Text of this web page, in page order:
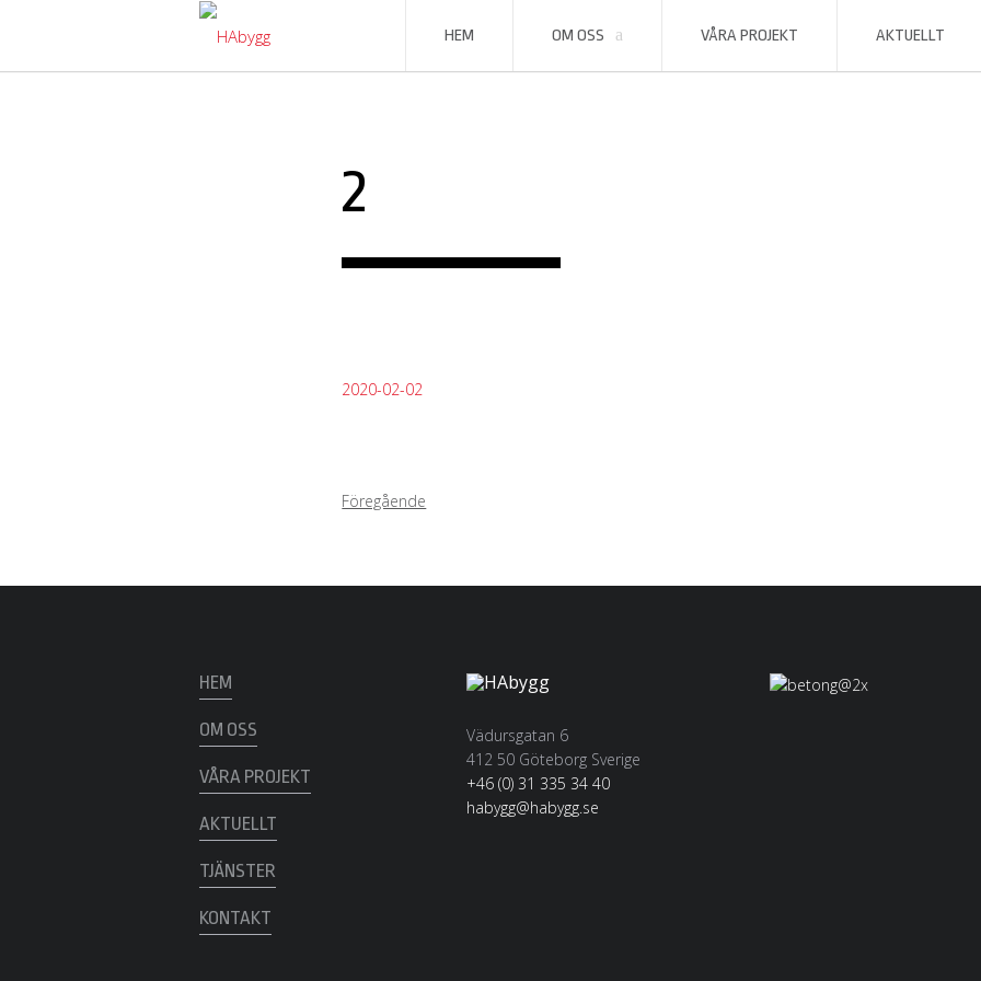
content
HEM OM OSS VÅRA PROJEKT AKTUELLT
2
2020-02-02
Föregående
HEM
OM OSS
VÅRA PROJEKT
AKTUELLT
TJÄNSTER
KONTAKT
Vädursgatan 6
412 50 Göteborg Sverige
+46 (0) 31 335 34 40
habygg@habygg.se